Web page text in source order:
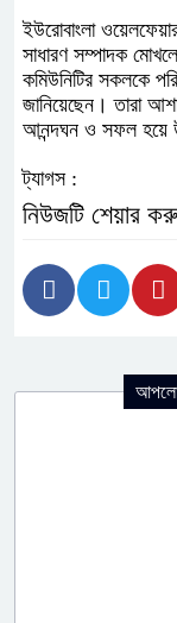
ইউরোবাংলা
সাধারণ সম্পাদক
কমিউনিটির সকলকে
জানিয়েছেন। তারা
আনন্দঘন ও সফল হয়ে
ট্যাগস :
নিউজটি শেয়ার